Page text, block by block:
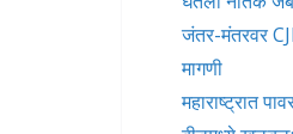
जंतर-मंतरवर
मागणी
महाराष्ट्रात